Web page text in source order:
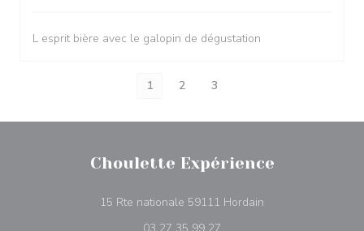
L esprit bière avec le galopin de dégustation
1 2 3
Choulette Expérience
15 Rte nationale 59111 Hordain